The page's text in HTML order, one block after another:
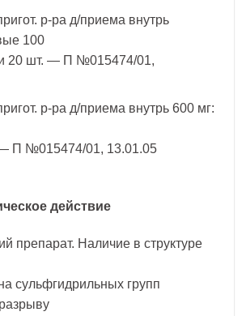
р-ра д/приема внутрь
100
20 шт. — П №015474/01,
р-ра д/приема внутрь 600 мг:
П №015474/01, 13.01.05
действие
препарат. Наличие в структуре
сульфгидрильных групп